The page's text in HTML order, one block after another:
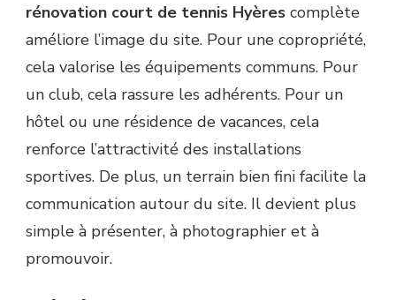
rénovation court de tennis Hyères complète
améliore l’image du site. Pour une copropriété,
cela valorise les équipements communs. Pour
un club, cela rassure les adhérents. Pour un
hôtel ou une résidence de vacances, cela
renforce l’attractivité des installations
sportives. De plus, un terrain bien fini facilite la
communication autour du site. Il devient plus
simple à présenter, à photographier et à
promouvoir.